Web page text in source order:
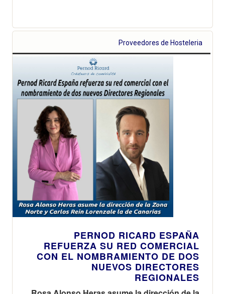
Proveedores de Hosteleria
PERNOD RICARD ESPAÑA
REFUERZA SU RED COMERCIAL
CON EL NOMBRAMIENTO DE DOS
NUEVOS DIRECTORES
REGIONALES